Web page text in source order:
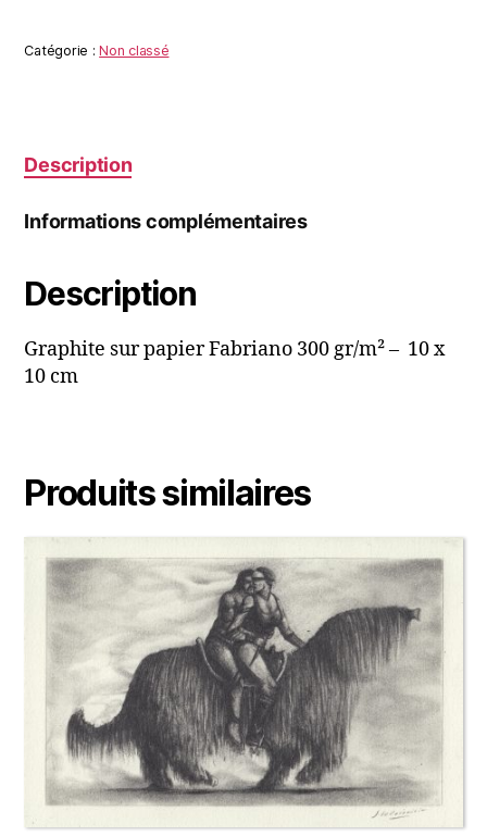
Catégorie :Non classé
Description
Informations complémentaires
Description
Graphite sur papier Fabriano 300 gr/m² – 10 x
10 cm
Produits similaires